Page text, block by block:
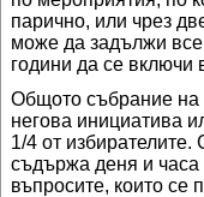
парично, или чрез
може да задължи
години да се включи
Общото събрание на
негова инициатива
1/4 от
съдържа деня и часа
въпросите, които се